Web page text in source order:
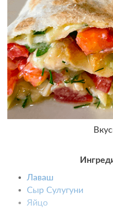
Лаваш
Сыр Сулугуни
Яйцо